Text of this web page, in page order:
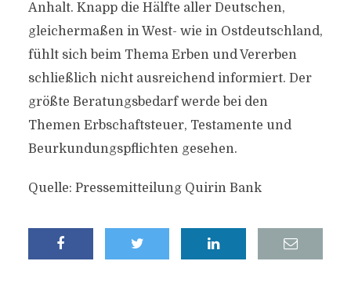
Anhalt. Knapp die Hälfte aller Deutschen,
gleichermaßen in West- wie in Ostdeutschland,
fühlt sich beim Thema Erben und Vererben
schließlich nicht ausreichend informiert. Der
größte Beratungsbedarf werde bei den
Themen Erbschaftsteuer, Testamente und
Beurkundungspflichten gesehen.
Quelle: Pressemitteilung Quirin Bank